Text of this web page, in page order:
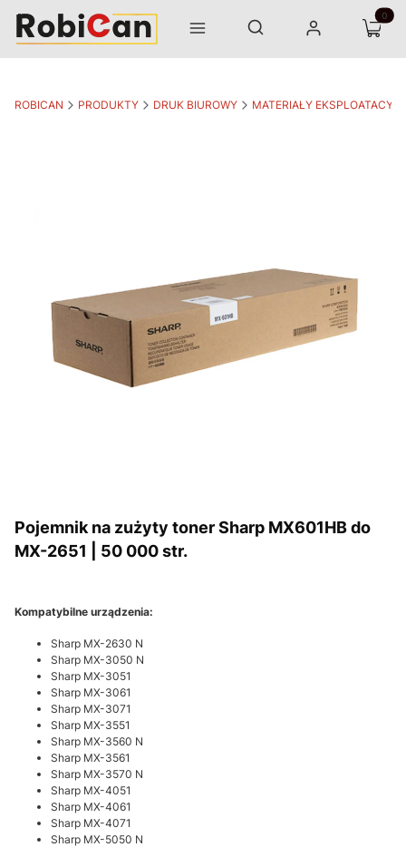
Menu Otwórz wyszukiwarkę
Szukaj Zaloguj się Koszyk
ROBICAN PRODUKTY DRUK BIUROWY MATERIAŁY
Pojemnik na zużyty toner Sharp MX601HB do
MX-2651 | 50 000 str.
Kompatybilne urządzenia:
Sharp MX-2630 N
Sharp MX-3050 N
Sharp MX-3051
Sharp MX-3061
Sharp MX-3071
Sharp MX-3551
Sharp MX-3560 N
Sharp MX-3561
Sharp MX-3570 N
Sharp MX-4051
Sharp MX-4061
Sharp MX-4071
Sharp MX-5050 N